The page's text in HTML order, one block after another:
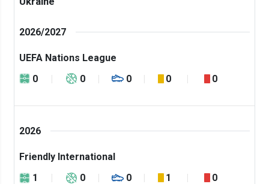
2026/2027
UEFA Nations League
0
0 0 0 0
2026
Friendly International
1
0 0 1 0